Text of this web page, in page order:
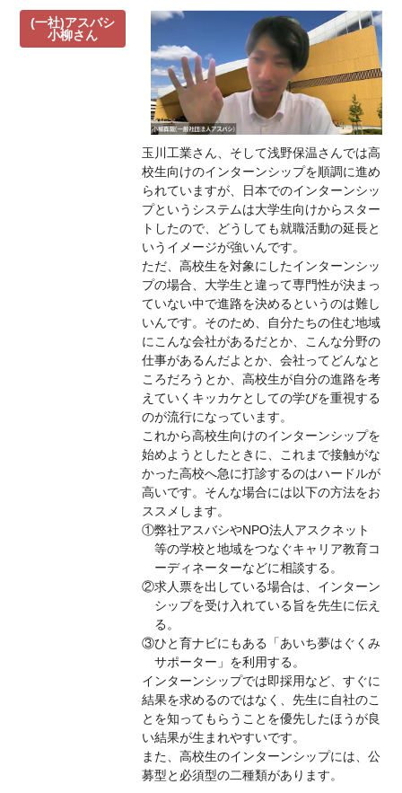
(一社)アスバシ
小柳さん
玉川工業さん、そして浅野保温さんでは高
校生向けのインターンシップを順調に進め
られていますが、日本でのインターンシッ
プというシステムは大学生向けからスター
トしたので、どうしても就職活動の延長と
いうイメージが強いんです。
ただ、高校生を対象にしたインターンシッ
プの場合、大学生と違って専門性が決まっ
ていない中で進路を決めるというのは難し
いんです。そのため、自分たちの住む地域
にこんな会社があるだとか、こんな分野の
仕事があるんだよとか、会社ってどんなと
ころだろうとか、高校生が自分の進路を考
えていくキッカケとしての学びを重視する
のが流行になっています。
これから高校生向けのインターンシップを
始めようとしたときに、これまで接触がな
かった高校へ急に打診するのはハードルが
高いです。そんな場合には以下の方法をお
ススメします。
①弊社アスバシやNPO法人アスクネット
等の学校と地域をつなぐキャリア教育コ
ーディネーターなどに相談する。
②求人票を出している場合は、インターン
シップを受け入れている旨を先生に伝え
る。
③ひと育ナビにもある「あいち夢はぐくみ
サポーター」を利用する。
インターンシップでは即採用など、すぐに
結果を求めるのではなく、先生に自社のこ
とを知ってもらうことを優先したほうが良
い結果が生まれやすいです。
また、高校生のインターンシップには、公
募型と必須型の二種類があります。